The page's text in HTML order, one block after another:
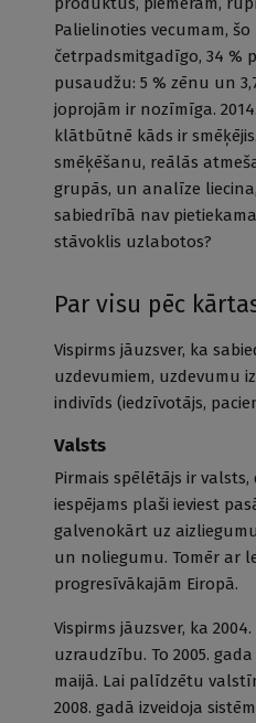
Palielinoties vecumam,
četrpadsmitgadīgo, 34 %
pusaudžu: 5 % zēnu un
joprojām ir nozīmīga.
klātbūtnē kāds ir
smēķēšanu, reālās
grupās, un analīze
sabiedrībā nav
stāvoklis uzlabotos?
Par visu pēc
Vispirms jāuzsver, ka
uzdevumiem, uzdevumu
indivīds (iedzīvotājs,
Valsts
Pirmais spēlētājs ir
iespējams plaši ieviest
galvenokārt uz
un noliegumu. Tomēr ar
progresīvākajām Eiropā.
Vispirms jāuzsver, ka
uzraudzību. To 2005.
maijā. Lai palīdzētu
2008. gadā izveidoja